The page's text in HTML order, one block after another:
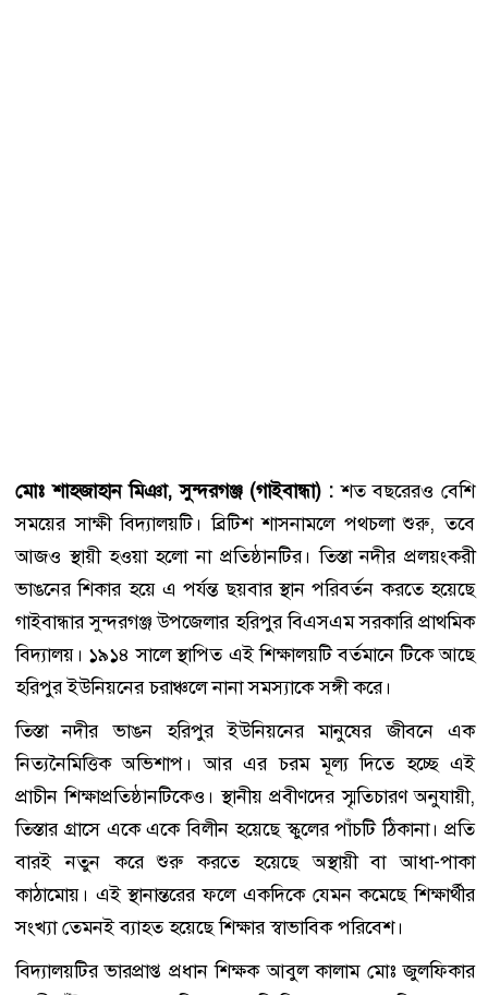
মোঃ শাহজাহান মিঞা, সুন্দরগঞ্জ (গাইবান্ধা) : শত বছরেরও বেশি
সময়ের সাক্ষী বিদ্যালয়টি। ব্রিটিশ শাসনামলে পথচলা শুরু, তবে
আজও স্থায়ী হওয়া হলো না প্রতিষ্ঠানটির। তিস্তা নদীর প্রলয়ংকরী
ভাঙনের শিকার হয়ে এ পর্যন্ত ছয়বার স্থান পরিবর্তন করতে হয়েছে
গাইবান্ধার সুন্দরগঞ্জ উপজেলার হরিপুর বিএসএম সরকারি প্রাথমিক
বিদ্যালয়। ১৯১৪ সালে স্থাপিত এই শিক্ষালয়টি বর্তমানে টিকে আছে
হরিপুর ইউনিয়নের চরাঞ্চলে নানা সমস্যাকে সঙ্গী করে।
তিস্তা নদীর ভাঙন হরিপুর ইউনিয়নের মানুষের জীবনে এক
নিত্যনৈমিত্তিক অভিশাপ। আর এর চরম মূল্য দিতে হচ্ছে এই
প্রাচীন শিক্ষাপ্রতিষ্ঠানটিকেও। স্থানীয় প্রবীণদের স্মৃতিচারণ অনুযায়ী,
তিস্তার গ্রাসে একে একে বিলীন হয়েছে স্কুলের পাঁচটি ঠিকানা। প্রতি
বারই নতুন করে শুরু করতে হয়েছে অস্থায়ী বা আধা-পাকা
কাঠামোয়। এই স্থানান্তরের ফলে একদিকে যেমন কমেছে শিক্ষার্থীর
সংখ্যা তেমনই ব্যাহত হয়েছে শিক্ষার স্বাভাবিক পরিবেশ।
বিদ্যালয়টির ভারপ্রাপ্ত প্রধান শিক্ষক আবুল কালাম মোঃ জুলফিকার